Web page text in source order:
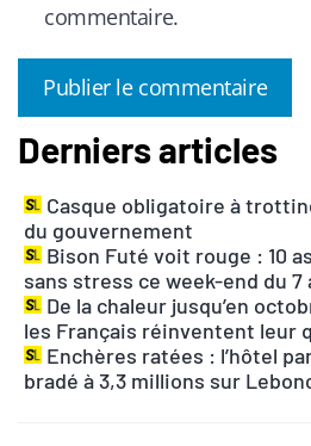
commentaire.
A
t
e
r
n
a
t
Derniers articles
Casque obligatoire à
du gouvernement
Bison Futé voit rouge : 10
sans stress ce week-end du 7
De la chaleur jusqu’en
les Français réinventent leur
Enchères ratées : l’hôtel
bradé à 3,3 millions sur